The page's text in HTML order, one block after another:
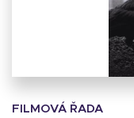
FILMOVÁ ŘADA